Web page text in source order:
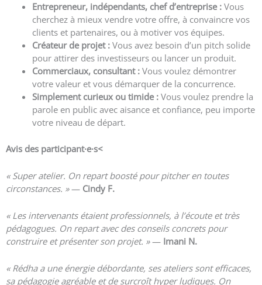
Entrepreneur, indépendants, chef d’entreprise : Vous
cherchez à mieux vendre votre offre, à convaincre vos
clients et partenaires, ou à motiver vos équipes.
Créateur de projet : Vous avez besoin d’un pitch solide
pour attirer des investisseurs ou lancer un produit.
Commerciaux, consultant : Vous voulez démontrer
votre valeur et vous démarquer de la concurrence.
Simplement curieux ou timide : Vous voulez prendre la
parole en public avec aisance et confiance, peu importe
votre niveau de départ.
Avis des participant·e·s<
« Super atelier. On repart boosté pour pitcher en toutes
circonstances. »— Cindy F.
« Les intervenants étaient professionnels, à l’écoute et très
pédagogues. On repart avec des conseils concrets pour
construire et présenter son projet. »— Imani N.
« Rédha a une énergie débordante, ses ateliers sont efficaces,
sa pédagogie agréable et de surcroît hyper ludiques. On